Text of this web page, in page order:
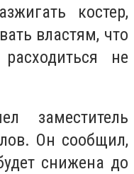
костер,
властям, что
не
заместитель
Он сообщил,
снижена до